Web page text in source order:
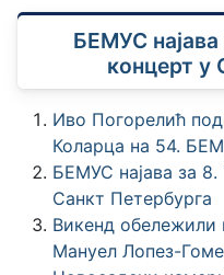
БЕМУС
концерт у
Иво Погорелић
Коларца на 54.
БЕМУС најава за
Санкт Петербурга
Викенд
Мануел Лопез-